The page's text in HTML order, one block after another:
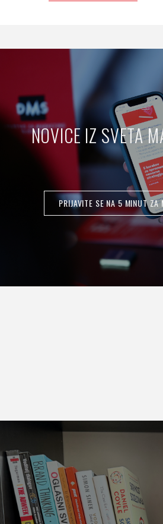
NOVICE IZ SVETA
PRIJAVITE SE NA 5 MINUT ZA